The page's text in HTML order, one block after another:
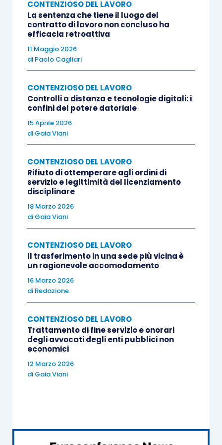
tutto coerente con il contenuto della medesima e
non contraddetto dal tenore delle precedenti
comunicazioni intercorse tra le parti – che, ai
sensi dell’art. 413 c.p.c., il foro competente deve
essere effettivamente individuato nel Tribunale
di Milano, quale luogo in cui è sorto il rapporto e
dove, per come pacifico, il lavoratore prestava la
propria attività al momento dell’intimazione del
Articolo tratto dalla Rivista Euroconference“IL
GIURISTA DEL LAVORO”
CONTENZIOSO DEL LAVORO
La sentenza che tiene il luogo del
contratto di lavoro non concluso ha
efficacia retroattiva
11 Maggio 2026
di Paolo Cagliari
CONTENZIOSO DEL LAVORO
Controlli a distanza e tecnologie digitali: i
confini del potere datoriale
15 Aprile 2026
di Gaia Viani
CONTENZIOSO DEL LAVORO
Rifiuto di ottemperare agli ordini di
servizio e legittimità del licenziamento
disciplinare
18 Marzo 2026
di Gaia Viani
CONTENZIOSO DEL LAVORO
Il trasferimento in una sede più vicina è
un ragionevole accomodamento
16 Marzo 2026
di Redazione
CONTENZIOSO DEL LAVORO
Trattamento di fine servizio e onorari
degli avvocati degli enti pubblici non
economici
12 Marzo 2026
di Gaia Viani